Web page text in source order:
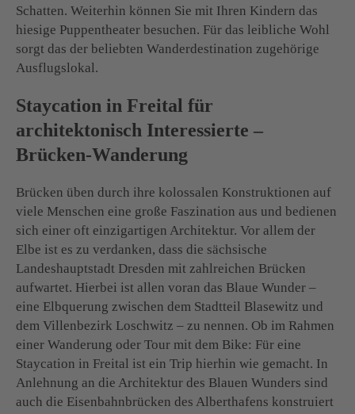
Schatten. Weiterhin können Sie mit Ihren Kindern das
hiesige Puppentheater besuchen. Für das leibliche Wohl
sorgt das der beliebten Wanderdestination zugehörige
Ausflugslokal.
Staycation in Freital für
architektonisch Interessierte –
Brücken-Wanderung
Brücken üben durch ihre kolossalen Konstruktionen auf
viele Menschen eine große Faszination aus und bedienen
sich einer oft einzigartigen Architektur. Vor allem der
Elbe ist es zu verdanken, dass die sächsische
Landeshauptstadt Dresden mit zahlreichen Brücken
aufwartet. Hierbei ist allen voran das Blaue Wunder –
eine Elbquerung zwischen dem Stadtteil Blasewitz und
dem Villenbezirk Loschwitz – zu nennen. Ob im Rahmen
einer Wanderung oder Tour mit dem Bike: Für eine
Staycation in Freital ist ein Trip hierhin wie gemacht. In
Anlehnung an die Architektur des Blauen Wunders sind
auch die Eisenbahnbrücken des Alberthafens konstruiert